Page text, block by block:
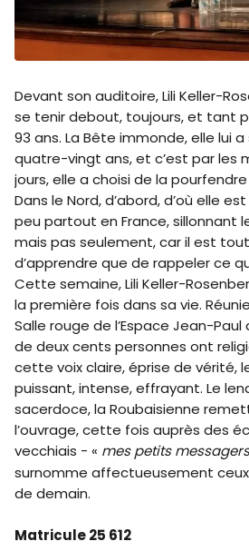
Devant son auditoire, Lili Keller-
se tenir debout, toujours, et tant
93 ans. La Bête immonde, elle lui
quatre-vingt ans, et c’est par les
jours, elle a choisi de la
Dans le Nord, d’abord, d’où elle
peu partout en France, sillonnant
mais pas seulement, car il est
d’apprendre que de rappeler ce
Cette semaine, Lili Keller-
la première fois dans sa vie.
Salle rouge de l’Espace Jean-
de deux cents personnes ont
cette voix claire, éprise de vérité,
puissant, intense, effrayant. Le
sacerdoce, la Roubaisienne
l’ouvrage, cette fois auprès des
vecchiais - « mes petits messagers
surnomme affectueusement
de demain.
Matricule 25 612